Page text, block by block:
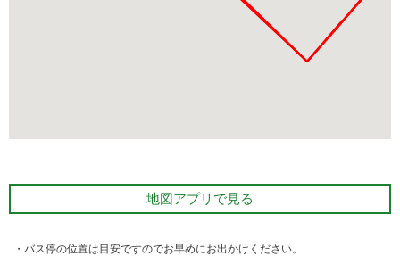
地図アプリで見る
・バス停の位置は目安ですのでお早めにお出かけください。